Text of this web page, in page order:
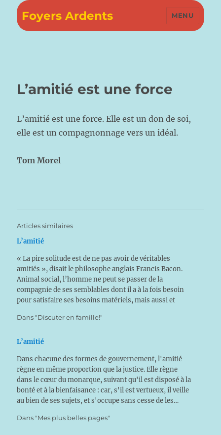
Foyers Ardents MENU
L’amitié est une force
L’amitié est une force. Elle est un don de soi,
elle est un compagnonnage vers un idéal.
Tom Morel
Articles similaires
L’amitié
« La pire solitude est de ne pas avoir de véritables
amitiés », disait le philosophe anglais Francis Bacon.
Animal social, l’homme ne peut se passer de la
compagnie de ses semblables dont il a à la fois besoin
pour satisfaire ses besoins matériels, mais aussi et
Dans "Discuter en famille!"
L’amitié
Dans chacune des formes de gouvernement, l'amitié
règne en même proportion que la justice. Elle règne
dans le cœur du monarque, suivant qu'il est disposé à la
bonté et à la bienfaisance : car, s'il est vertueux, il veille
au bien de ses sujets, et s'occupe sans cesse de les…
Dans "Mes plus belles pages"